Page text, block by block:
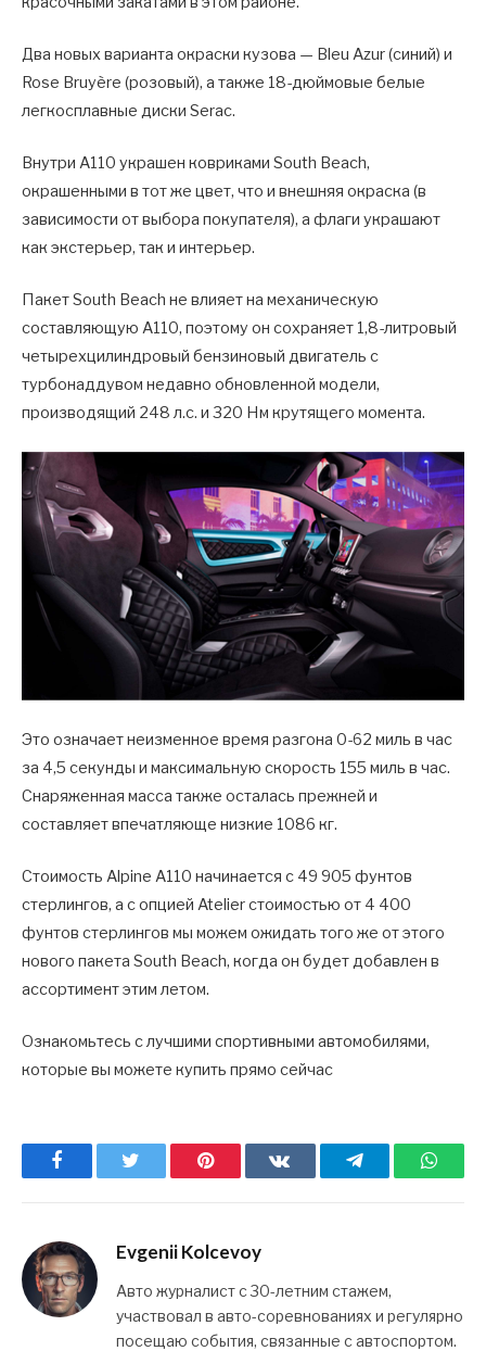
Два новых варианта окраски кузова — Bleu Azur (синий) и
Rose Bruyère (розовый), а также 18-дюймовые белые
легкосплавные диски Serac.
Внутри A110 украшен ковриками South Beach,
окрашенными в тот же цвет, что и внешняя окраска (в
зависимости от выбора покупателя), а флаги украшают
как экстерьер, так и интерьер.
Пакет South Beach не влияет на механическую
составляющую A110, поэтому он сохраняет 1,8-литровый
четырехцилиндровый бензиновый двигатель с
турбонаддувом недавно обновленной модели,
производящий 248 л.с. и 320 Нм крутящего момента.
Это означает неизменное время разгона 0-62 миль в час
за 4,5 секунды и максимальную скорость 155 миль в час.
Снаряженная масса также осталась прежней и
составляет впечатляюще низкие 1086 кг.
Стоимость Alpine A110 начинается с 49 905 фунтов
стерлингов, а с опцией Atelier стоимостью от 4 400
фунтов стерлингов мы можем ожидать того же от этого
нового пакета South Beach, когда он будет добавлен в
ассортимент этим летом.
Ознакомьтесь с лучшими спортивными автомобилями,
которые вы можете купить прямо сейчас
Facebook Pinterest ВКонтактеTelegram
Evgenii Kolcevoy
Авто журналист с 30-летним стажем,
участвовал в авто-соревнованиях и регулярно
посещаю события, связанные с автоспортом.